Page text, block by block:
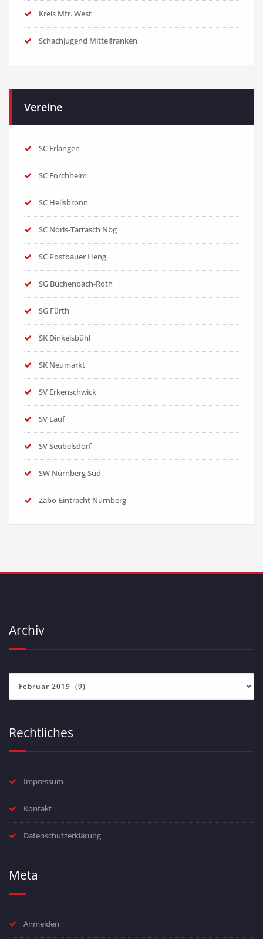
Kreis Mfr. West
Schachjugend Mittelfranken
Vereine
SC Erlangen
SC Forchheim
SC Heilsbronn
SC Noris-Tarrasch Nbg
SC Postbauer Heng
SG Büchenbach-Roth
SG Fürth
SK Dinkelsbühl
SK Neumarkt
SV Erkenschwick
SV Lauf
SV Seubelsdorf
SW Nürnberg Süd
Zabo-Eintracht Nürnberg
Archiv
Rechtliches
Impressum
Kontakt
Datenschutzerklärung
Meta
Anmelden